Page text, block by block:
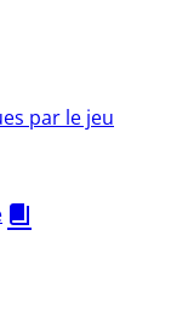
par le jeu